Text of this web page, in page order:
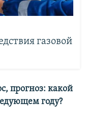
газовой
прогноз: какой
году?